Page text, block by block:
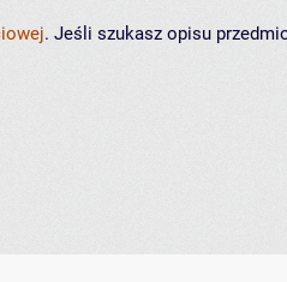
. Jeśli szukasz opisu